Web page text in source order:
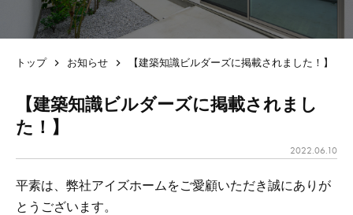
トップ お知らせ 【建築知識ビルダーズに掲載されました！】
【建築知識ビルダーズに掲載されまし
た！】
2022.06.10
平素は、弊社アイズホームをご愛顧いただき誠にありが
とうございます。